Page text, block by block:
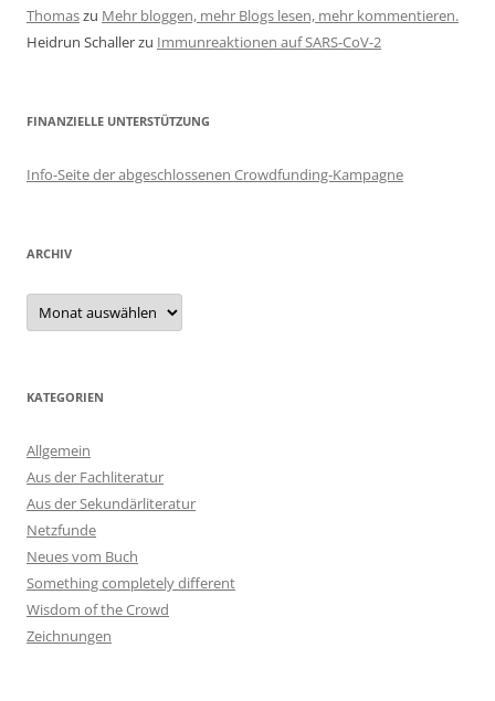
Thomaszu Mehr bloggen, mehr Blogs lesen, mehr kommentieren.
Heidrun Schallerzu Immunreaktionen auf SARS-CoV-2
FINANZIELLE UNTERSTÜTZUNG
Info-Seite der abgeschlossenen Crowdfunding-Kampagne
ARCHIV
Archiv
KATEGORIEN
Allgemein
Aus der Fachliteratur
Aus der Sekundärliteratur
Netzfunde
Neues vom Buch
Something completely different
Wisdom of the Crowd
Zeichnungen